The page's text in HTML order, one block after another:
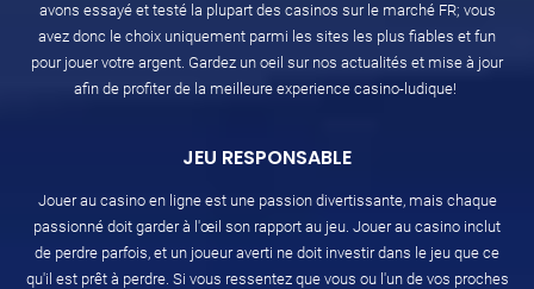
avons essayé et testé la plupart des casinos sur le marché FR; vous
avez donc le choix uniquement parmi les sites les plus fiables et fun
pour jouer votre argent. Gardez un oeil sur nos actualités et mise à jour
afin de profiter de la meilleure experience casino-ludique!
JEU RESPONSABLE
Jouer au casino en ligne est une passion divertissante, mais chaque
passionné doit garder à l'œil son rapport au jeu. Jouer au casino inclut
de perdre parfois, et un joueur averti ne doit investir dans le jeu que ce
qu'il est prêt à perdre. Si vous ressentez que vous ou l'un de vos proches